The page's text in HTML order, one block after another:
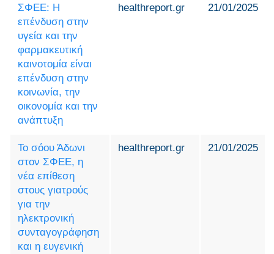
ΣΦΕΕ: Η
επένδυση στην
υγεία και την
φαρμακευτική
καινοτομία είναι
επένδυση στην
κοινωνία, την
οικονομία και την
ανάπτυξη
healthreport.gr 21/01/2025
Το σόου Άδωνι
στον ΣΦΕΕ, η
νέα επίθεση
στους γιατρούς
για την
ηλεκτρονική
συνταγογράφηση
και η ευγενική
healthreport.gr 21/01/2025